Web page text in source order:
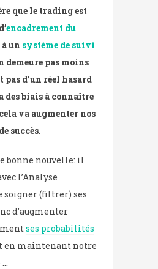
que le trading est
encadrement du
un système de suivi
demeure pas moins
pas d’un réel hasard
des biais à connaître
va augmenter nos
succès.
bonne nouvelle: il
l’Analyse
soigner (filtrer) ses
d’augmenter
ses probabilités
en maintenant notre
…